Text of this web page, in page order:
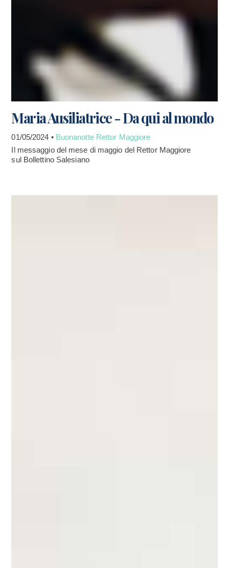
Maria Ausiliatrice - Da qui al mondo
01/05/2024 • Buonanotte Rettor Maggiore
Il messaggio del mese di maggio del Rettor Maggiore
sul Bollettino Salesiano